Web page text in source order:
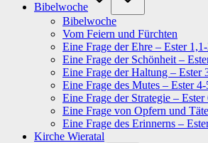
Bibelwoche
Bibelwoche
Vom Feiern und Fürchten
Eine Frage der Ehre – Ester
Eine Frage der Schönheit –
Eine Frage der Haltung – Ester
Eine Frage des Mutes – Ester 4-
Eine Frage der Strategie – Ester
Eine Frage von Opfern und
Eine Frage des Erinnerns –
Kirche Wieratal